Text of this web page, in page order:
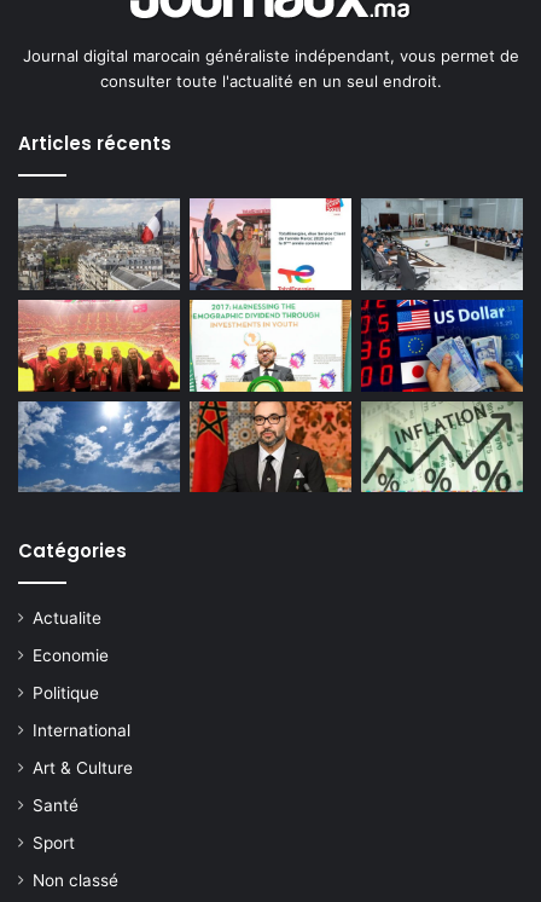
Journal digital marocain généraliste indépendant, vous permet de
consulter toute l'actualité en un seul endroit.
Articles récents
Catégories
Actualite
Economie
Politique
International
Art & Culture
Santé
Sport
Non classé